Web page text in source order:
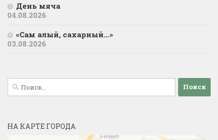
День мяча
04.08.2026
«Сам алый, сахарный…»
03.08.2026
Найти:
НА КАРТЕ ГОРОДА